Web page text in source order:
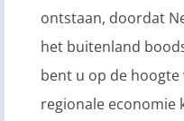
ontstaan, doordat
het buitenland
bent u op de
regionale economie